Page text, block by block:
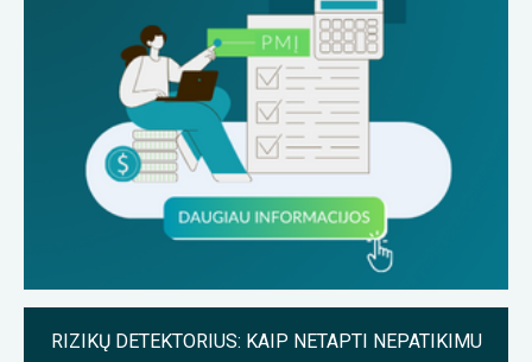
RIZIKŲ DETEKTORIUS: KAIP NETAPTI NEPATIKIMU